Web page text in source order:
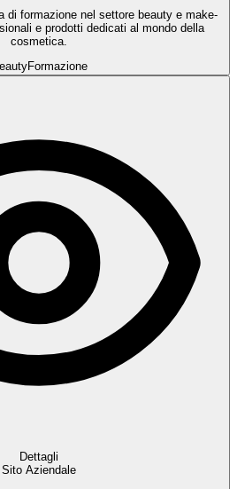
di formazione nel settore beauty e make-
e prodotti dedicati al mondo della
cosmetica.
Formazione
Dettagli
Sito Aziendale